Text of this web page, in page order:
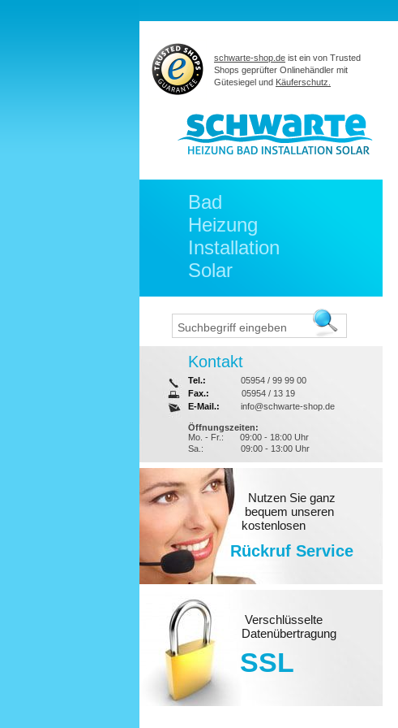
Bad
Heizung
Installation
Solar
Kontakt
Tel.:
05954 / 99 99 00
Fax.:
05954 / 13 19
E-Mail.:
info@schwarte-shop.de
Öffnungszeiten:
Mo. - Fr.:
09:00 - 18:00 Uhr
Sa.:
09:00 - 13:00 Uhr
Nutzen Sie ganz
bequem unseren
kostenlosen
Rückruf Service
Verschlüsselte
Datenübertragung
SSL
schwarte-shop.de ist ein von Trusted
Shops geprüfter Onlinehändler mit
Gütesiegel und Käuferschutz.